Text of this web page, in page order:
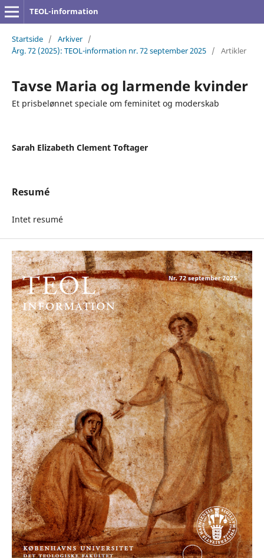
TEOL-information
Startside / Arkiver /
Årg. 72 (2025): TEOL-information nr. 72 september 2025 / Artikler
Tavse Maria og larmende kvinder
Et prisbelønnet speciale om feminitet og moderskab
Sarah Elizabeth Clement Toftager
Resumé
Intet resumé